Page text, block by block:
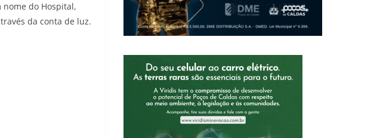
nome do Hospital,
da conta de luz.